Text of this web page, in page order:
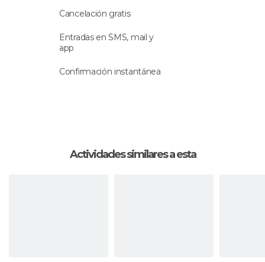
Cancelación gratis
Entradas en SMS, mail y
app
Confirmación instantánea
Actividades similares a esta